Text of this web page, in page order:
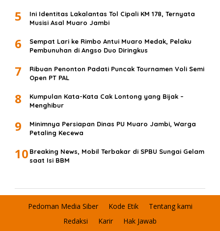
5
Ini Identitas Lakalantas Tol Cipali KM 178, Ternyata
Musisi Asal Muaro Jambi
6
Sempat Lari ke Rimbo Antui Muaro Medak, Pelaku
Pembunuhan di Angso Duo Diringkus
7
Ribuan Penonton Padati Puncak Tournamen Voli Semi
Open PT PAL
8
Kumpulan Kata-Kata Cak Lontong yang Bijak –
Menghibur
9
Minimnya Persiapan Dinas PU Muaro Jambi, Warga
Petaling Kecewa
10 Breaking News, Mobil Terbakar di SPBU Sungai Gelam
saat Isi BBM
Pedoman Media Siber Kode Etik
Tentang kami
Redaksi
Karir Hak Jawab